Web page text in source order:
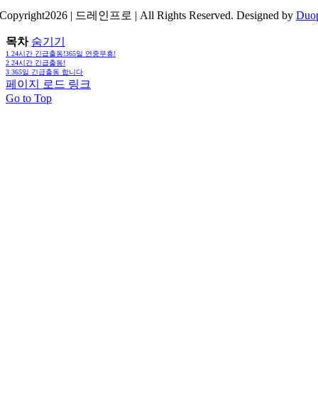
| 드레인프로 | All Rights Reserved. Designed by
목차 숨기기
1 24시간 긴급출동!365일 연중무휴!
2 24시간 긴급출동!
3 365일 긴급출동 합니다
페이지 로드 링크
Go to Top